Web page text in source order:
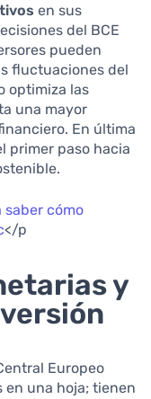
en sus
del BCE
pueden
fluctuaciones del
optimiza las
una mayor
En última
primer paso hacia
saber cómo
</p
y
Europeo
en una hoja; tienen